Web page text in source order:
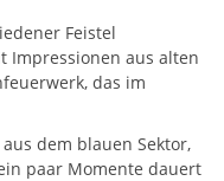
Feistel
Impressionen aus alten
das im
dem blauen Sektor,
paar Momente dauert